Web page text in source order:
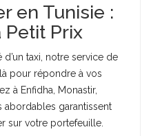
en Tunisie :
Petit Prix
taxi, notre service de
pour répondre à vos
à Enfidha, Monastir,
abordables garantissent
sur votre portefeuille.